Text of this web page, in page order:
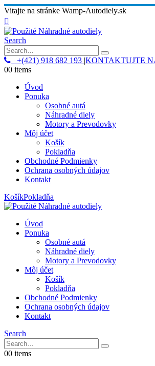
Vitajte na stránke Wamp-Autodiely.sk
Search
+(421) 918 682 193 |KONTAKTUJTE
00 items
Úvod
Ponuka
Osobné autá
Náhradné diely
Motory a Prevodovky
Môj účet
Košík
Pokladňa
Obchodné Podmienky
Ochrana osobných údajov
Kontakt
KošíkPokladňa
Úvod
Ponuka
Osobné autá
Náhradné diely
Motory a Prevodovky
Môj účet
Košík
Pokladňa
Obchodné Podmienky
Ochrana osobných údajov
Kontakt
Search
00 items